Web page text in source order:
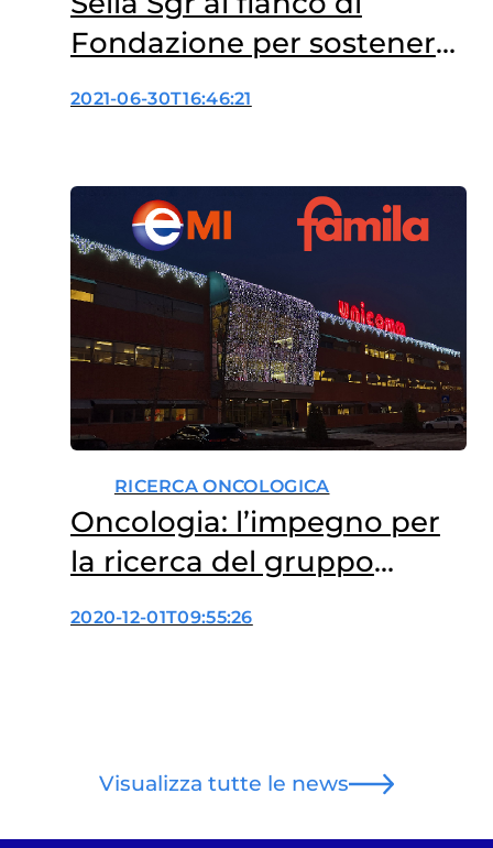
Fondazione per sostenere
la ricerca scientifica in
2021-06-30T16:46:21
RICERCA ONCOLOGICA
Oncologia: l’impegno per
la ricerca del gruppo
Unicomm
2020-12-01T09:55:26
Visualizza tutte le news